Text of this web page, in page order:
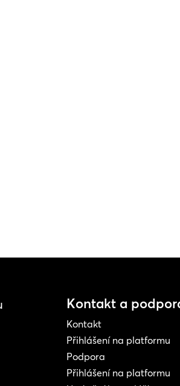
Kontakt a
Kontakt
Přihlášení na platformu
Podpora
Přihlášení na platformu